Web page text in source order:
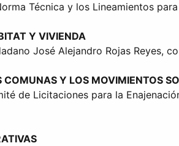
Técnica y los Lineamientos
Y VIVIENDA
José Alejandro Rojas Reyes,
COMUNAS Y LOS MOVIMIENTOS
de Licitaciones para la